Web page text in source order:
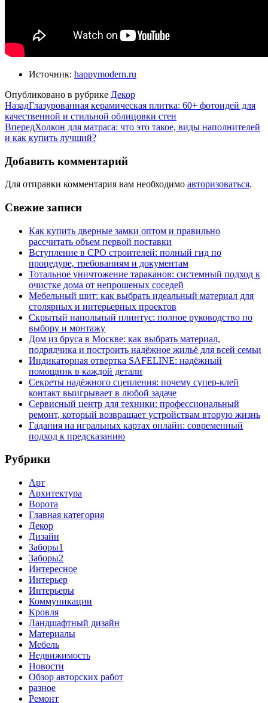
Источник: happymodern.ru
Опубликовано в рубрике Декор
НазадГлазурованная керамическая плитка: 60+ фотоидей для
качественной и стильной облицовки стен
ВпередХолкон для матраса: что это такое, виды наполнителей
и как купить лучший?
Добавить комментарий
Для отправки комментария вам необходимо авторизоваться.
Свежие записи
Как купить дверные замки оптом и правильно
рассчитать объем первой поставки
Вступление в СРО строителей: полный гид по
процедуре, требованиям и документам
Тотальное уничтожение тараканов: системный подход к
очистке дома от непрошеных соседей
Мебельный щит: как выбрать идеальный материал для
столярных и интерьерных проектов
Скрытый напольный плинтус: полное руководство по
выбору и монтажу
Дом из бруса в Москве: как выбрать материал,
подрядчика и построить надёжное жильё для всей семьи
Индикаторная отвертка SAFELINE: надёжный
помощник в каждой детали
Секреты надёжного сцепления: почему супер‑клей
контакт выигрывает в любой задаче
Сервисный центр для техники: профессиональный
ремонт, который возвращает устройствам вторую жизнь
Гадания на игральных картах онлайн: современный
подход к предсказанию
Рубрики
Арт
Архитектура
Ворота
Главная категория
Декор
Дизайн
Заборы1
Заборы2
Интересное
Интерьер
Интерьеры
Коммуникации
Кровля
Ландшафтный дизайн
Материалы
Мебель
Недвижимость
Новости
Обзор авторских работ
разное
Ремонт